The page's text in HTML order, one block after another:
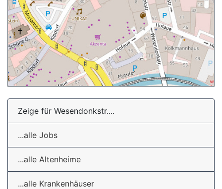
Zeige für Wesendonkstr....
...alle Jobs
...alle Altenheime
...alle Krankenhäuser